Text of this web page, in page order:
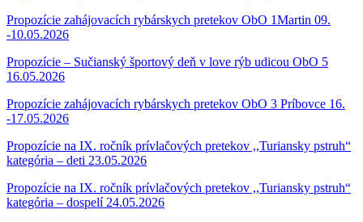
Propozície zahájovacích rybárskych pretekov ObO 1Martin 09.
-10.05.2026
Propozície – Sučianský športový deň v love rýb udicou ObO 5
16.05.2026
Propozície zahájovacích rybárskych pretekov ObO 3 Príbovce 16.
-17.05.2026
Propozície na IX. ročník prívlačových pretekov ,,Turiansky pstruh“
kategória – deti 23.05.2026
Propozície na IX. ročník prívlačových pretekov ,,Turiansky pstruh“
kategória – dospelí 24.05.2026